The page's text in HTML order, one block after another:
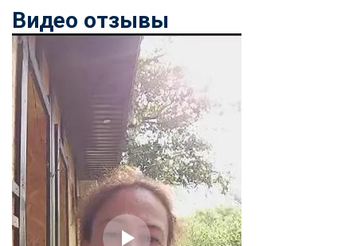
Видео отзывы